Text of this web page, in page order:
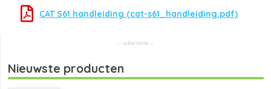
CAT S61 handleiding (cat-s61_handleiding.pdf)
Nieuwste producten